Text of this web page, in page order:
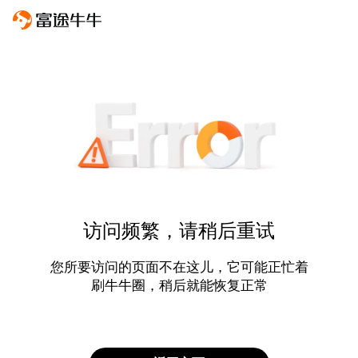
访问频繁，请稍后重试
您所要访问的页面不在这儿，它可能正忙着
刷牛牛圈，稍后就能恢复正常